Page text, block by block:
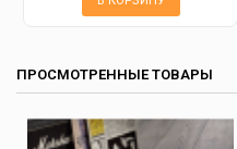
ПРОСМОТРЕННЫЕ ТОВАРЫ